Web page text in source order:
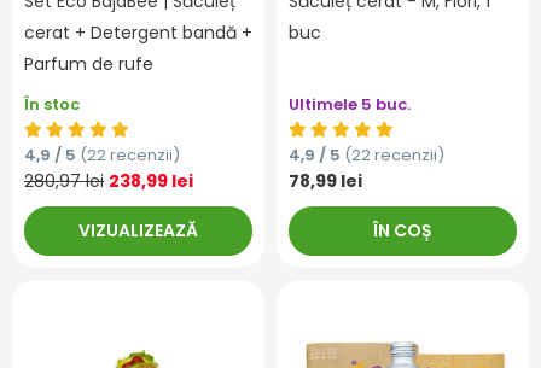
cerat + Detergent bandă +
Parfum de rufe
În stoc
4,9 / 5 (22 recenzii)
280,97 lei 238,99 lei
VIZUALIZEAZĂ
buc
Ultimele 5 buc.
4,9 / 5 (22 recenzii)
78,99 lei
ÎN COȘ